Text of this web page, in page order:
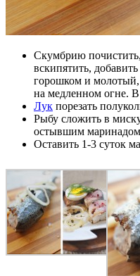
Скумбрию
вскипятить, добавить
горошком и молотый,
на медленном огне. В
Лук порезать
Рыбу сложить в
остывшим
Оставить 1-3 суток